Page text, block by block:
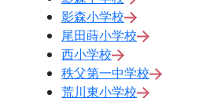
影森小学校
尾田蒔小学校
西小学校
秩父第一中学校
荒川東小学校